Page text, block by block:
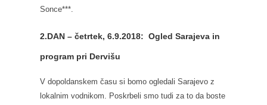
Sonce***.
2.DAN – četrtek, 6.9.2018: Ogled Sarajeva in
program pri Dervišu
V dopoldanskem času si bomo ogledali Sarajevo z
lokalnim vodnikom. Poskrbeli smo tudi za to da boste